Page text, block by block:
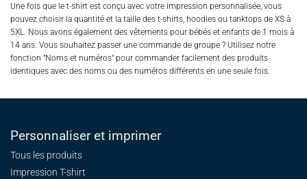
Une fois que le t-shirt est conçu avec votre impression personnalisée, vous
pouvez choisir la quantité et la taille des t-shirts, hoodies ou tanktops de XS à
5XL. Nous avons également des vêtements pour bébés et enfants de 1 mois à
14 ans. Vous souhaitez passer une commande de groupe ? Utilisez notre
fonction "Noms et numéros" pour commander facilement des produits
identiques avec des noms ou des numéros différents en une seule fois.
Personnaliser et imprimer
Tous les produits
Impression T-shirt